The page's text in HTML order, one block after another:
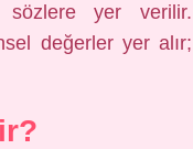
sözlere yer verilir.
değerler yer alır;